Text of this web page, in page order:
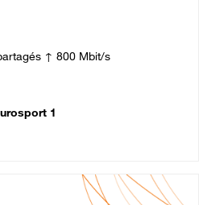
↑ 800 Mbit/s
1